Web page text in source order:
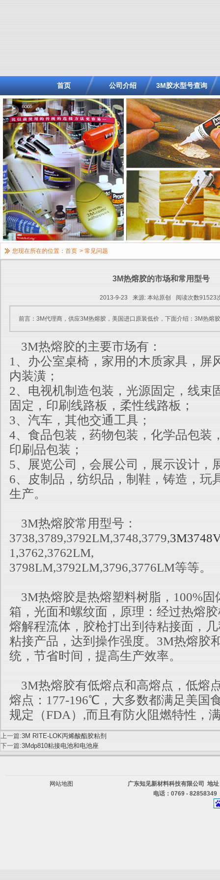
首页 公司介绍 3M胶水型号查询
您现在所在的位置： 首页 > 常见问题
3M热熔胶的市场和常用型号
2013-9-23 来源: 本站原创 阅读次数91523
前言：3M代理商，供应3M热熔胶，美国进口原装低价，下面介绍：3M热熔
3M热熔胶的主要市场有：
1、办公室桌椅，家用的木质家具，屏
内装潢；
2、电视机制造包装，光源固定，线束
固定，印刷线路板，柔性线路板 ；
3、汽车，其他交通工具；
4、食品包装，药物包装，化学品包装
印刷品包装；
5、展览公司，会展公司，展示设计，
6、皮制品，纺织品，制鞋，铸造，玩
生产。
3M热熔胶常用型号：
3738,3789,3792LM,3748,3779,
1,3762,3762LM,
3798LM,3792LM,3796,3776LM等等。
3M热熔胶是热熔塑料树脂，100%固
箱，光面和螺纹面，原理：经过热熔
熔解程流体，胶枪打出到待粘接面，
粘接产品，达到操作强度。3M热熔胶
统，节省时间，提高生产效率。
3M热熔胶有低熔点和高熔点，低熔
熔点：177-196℃，大多数都满足美国
规定（FDA）,而且有防火阻燃特性，
上一篇:3M RITE-LOK丙烯酸酯胶粘剂
下一篇:3Mdp810粘接电池和电池座
网站地图
广东知见新材料科技有限公司 地
电话：0769 -